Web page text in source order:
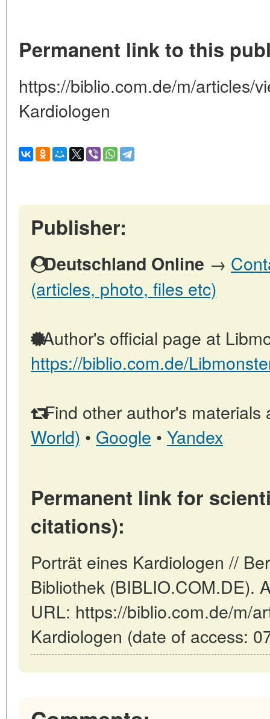
Permanent link to this
https://biblio.com.de/m/articles/
Kardiologen
Publisher:
Deutschland Online →
(articles, photo, files etc)
Author's official page at
https://biblio.com.de/
Find other author's materials
World) • Google • Yandex
Permanent link for
citations):
Porträt eines Kardiologen //
Bibliothek (BIBLIO.COM.DE).
URL: https://biblio.com.de/m/
Kardiologen (date of access: